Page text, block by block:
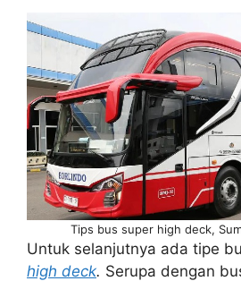
Tips bus super high deck,
Untuk selanjutnya ada tipe
high deck. Serupa dengan